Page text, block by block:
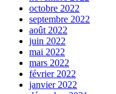
octobre 2022
septembre 2022
août 2022
juin 2022
mai 2022
mars 2022
février 2022
janvier 2022